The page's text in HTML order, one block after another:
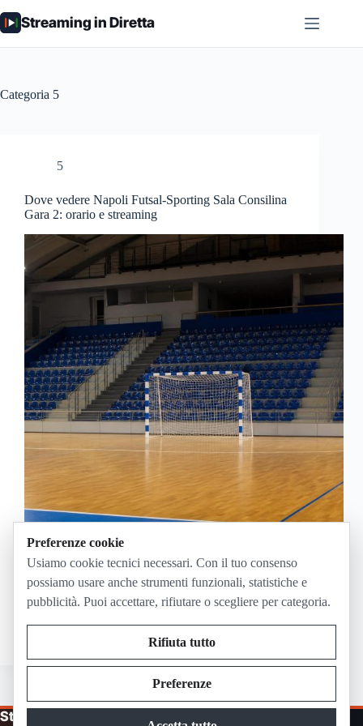
al
contenuto
Streaming in Diretta
Categoria 5
5
Dove vedere Napoli Futsal-Sporting Sala Consilina
Gara 2: orario e streaming
Napoli Futsal-Sporting Sala Consilina Gara 2 si
gioca venerdì 12 giugno 2026 alle 20:30, al
PalaVesuvio di Napoli. La partita dei quarti playoff
di Serie A KINTO è da seguire tramite i canali
Streaming in Diretta
Preferenze cookie
Usiamo cookie tecnici necessari. Con il tuo consenso
possiamo usare anche strumenti funzionali, statistiche e
pubblicità. Puoi accettare, rifiutare o scegliere per categoria.
Rifiuta tutto
Preferenze